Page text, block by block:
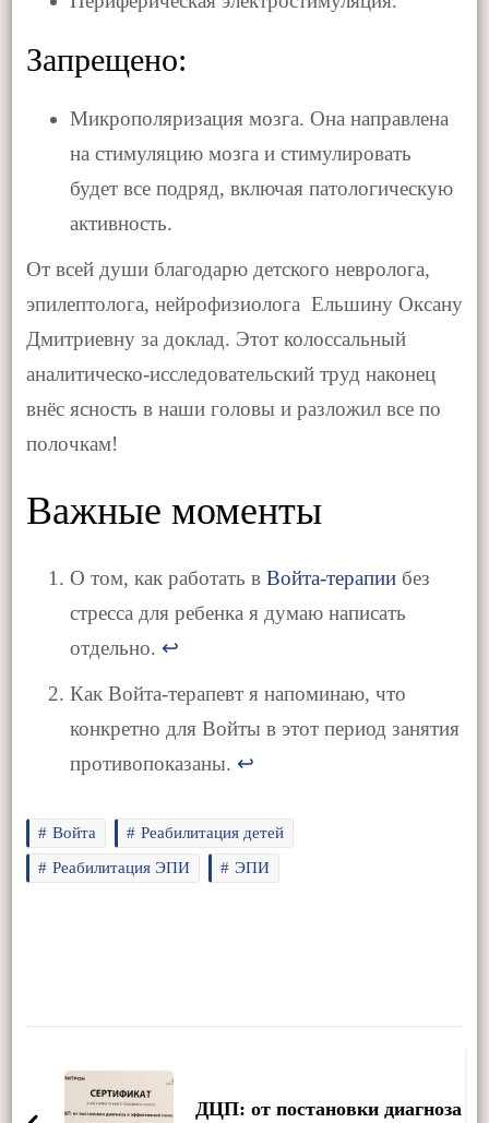
Запрещено:
Микрополяризация мозга. Она направлена
на стимуляцию мозга и стимулировать
будет все подряд, включая патологическую
активность.
От всей души благодарю детского невролога,
эпилептолога, нейрофизиолога Ельшину Оксану
Дмитриевну за доклад. Этот колоссальный
аналитическо-исследовательский труд наконец
внёс ясность в наши головы и разложил все по
полочкам!
Важные моменты
О том, как работать в Войта-терапиибез
стресса для ребенка я думаю написать
отдельно. ↩︎
Как Войта-терапевт я напоминаю, что
конкретно для Войты в этот период занятия
противопоказаны. ↩︎
Войта
Реабилитация детей
Реабилитация ЭПИ
ЭПИ
NavigationДЦП: от постановки диагноза